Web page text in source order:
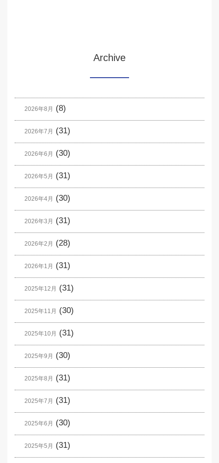
Archive
2026年8月 (8)
2026年7月 (31)
2026年6月 (30)
2026年5月 (31)
2026年4月 (30)
2026年3月 (31)
2026年2月 (28)
2026年1月 (31)
2025年12月 (31)
2025年11月 (30)
2025年10月 (31)
2025年9月 (30)
2025年8月 (31)
2025年7月 (31)
2025年6月 (30)
2025年5月 (31)